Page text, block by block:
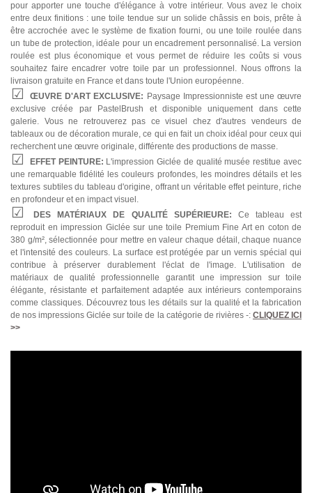
pour apporter une touche d'élégance à votre intérieur. Vous avez le choix
entre deux finitions : une toile tendue sur un solide châssis en bois, prête à
être accrochée avec le système de fixation fourni, ou une toile roulée dans
un tube de protection, idéale pour un encadrement personnalisé. La version
roulée est plus économique et vous permet de réduire les coûts si vous
souhaitez faire encadrer votre toile par un professionnel. Nous offrons la
livraison gratuite en France et dans toute l'Union européenne.
ŒUVRE D'ART EXCLUSIVE: Paysage Impressionniste est une œuvre
exclusive créée par PastelBrush et disponible uniquement dans cette
galerie. Vous ne retrouverez pas ce visuel chez d'autres vendeurs de
tableaux ou de décoration murale, ce qui en fait un choix idéal pour ceux qui
recherchent une œuvre originale, différente des productions de masse.
EFFET PEINTURE: L'impression Giclée de qualité musée restitue avec
une remarquable fidélité les couleurs profondes, les moindres détails et les
textures subtiles du tableau d'origine, offrant un véritable effet peinture, riche
en profondeur et en impact visuel.
DES MATÉRIAUX DE QUALITÉ SUPÉRIEURE: Ce tableau est
reproduit en impression Giclée sur une toile Premium Fine Art en coton de
380 g/m², sélectionnée pour mettre en valeur chaque détail, chaque nuance
et l'intensité des couleurs. La surface est protégée par un vernis spécial qui
contribue à préserver durablement l'éclat de l'image. L'utilisation de
matériaux de qualité professionnelle garantit une impression sur toile
élégante, résistante et parfaitement adaptée aux intérieurs contemporains
comme classiques. Découvrez tous les détails sur la qualité et la fabrication
de nos impressions Giclée sur toile de la catégorie de rivières -: CLIQUEZ ICI
>>